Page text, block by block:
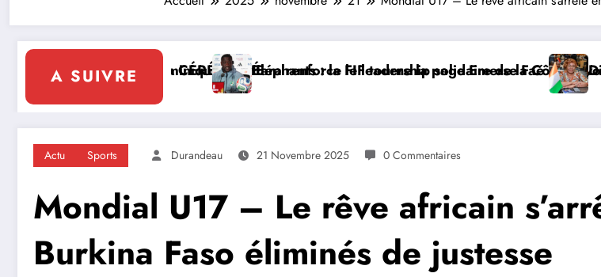
A SUIVRE
de la Côte d’Ivoire en Afrique
Faé Diplomatie multilatérale : à Addis-Abeba, SE Mme Nialé Kaba porte la
𝐉𝐎𝐉 𝐃𝐀𝐊𝐀𝐑 𝟐𝟎𝟐𝟔 :
Actu Sports Durandeau 21 Novembre 2025 0 Commentaires
Mondial U17 – Le rêve africain
Burkina Faso éliminés de justesse​